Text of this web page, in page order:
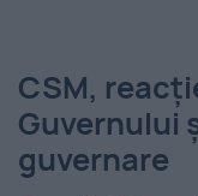
CSM,
Guvernului
guvernare